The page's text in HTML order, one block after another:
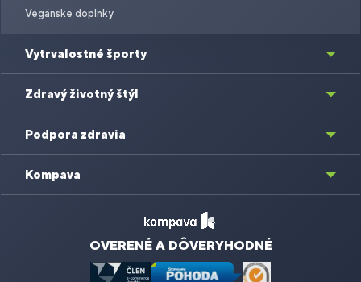
Vegánske doplnky
Vytrvalostné športy
Zdravý životný štýl
Podpora zdravia
Kompava
OVERENÉ A DÔVERYHODNÉ